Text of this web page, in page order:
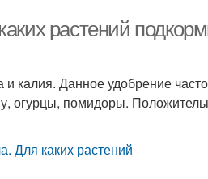
растений
калия. Данное удобрение
огурцы, помидоры.